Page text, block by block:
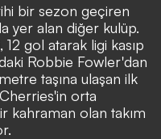
bir sezon geçiren
yer alan diğer kulüp.
gol atarak ligi kasıp
Robbie Fowler'dan
taşına ulaşan ilk
orta
kahraman olan takım